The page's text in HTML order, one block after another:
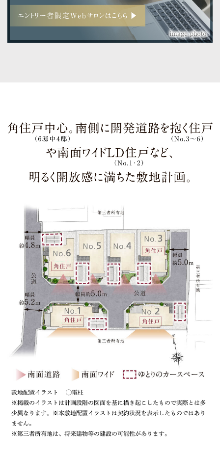
敷地配置イラスト ◯電柱
※掲載のイラストは計画段階の図面を基に描き起こしたもので実際とは多
少異なります。※本敷地配置イラストは契約状況を表示したものではあり
ません。
※第三者所有地は、将来建物等の建設の可能性があります。